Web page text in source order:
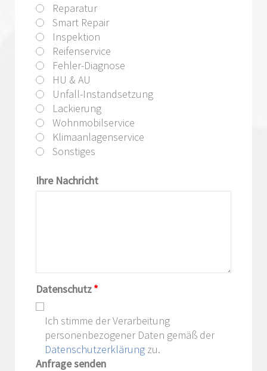
Reparatur
Smart Repair
Inspektion
Reifenservice
Fehler-Diagnose
HU & AU
Unfall-Instandsetzung
Lackierung
Wohnmobilservice
Klimaanlagenservice
Sonstiges
Ihre Nachricht
Datenschutz*
Ich stimme der Verarbeitung
personenbezogener Daten gemäß der
Datenschutzerklärung zu.
Anfrage senden